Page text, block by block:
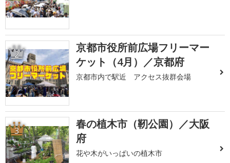
2
京都市役所前広場フリーマー
ケット（4月）／京都府
京都市内で駅近 アクセス抜群会場
3
春の植木市（靭公園）／大阪
府
花や木がいっぱいの植木市